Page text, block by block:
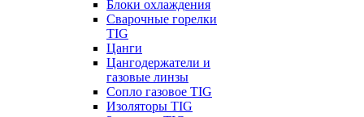
Блоки охлаждения
Сварочные горелки
TIG
Цанги
Цангодержатели и
газовые линзы
Сопло газовое TIG
Изоляторы TIG